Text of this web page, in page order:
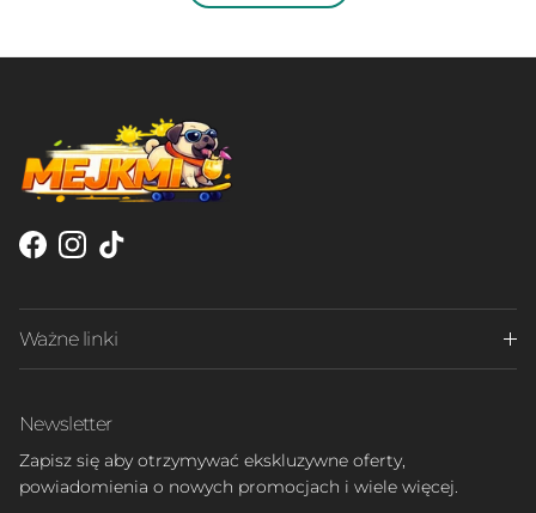
Facebook
Instagram
TikTok
Ważne linki
Newsletter
Zapisz się aby otrzymywać ekskluzywne oferty,
powiadomienia o nowych promocjach i wiele więcej.